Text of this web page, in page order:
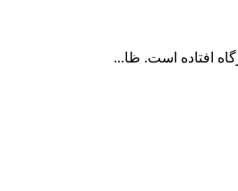
افتاده است. ظا...